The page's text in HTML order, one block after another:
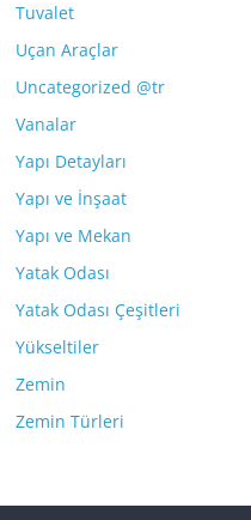
Tuvalet
Uçan Araçlar
Uncategorized @tr
Vanalar
Yapı Detayları
Yapı ve İnşaat
Yapı ve Mekan
Yatak Odası
Yatak Odası Çeşitleri
Yükseltiler
Zemin
Zemin Türleri